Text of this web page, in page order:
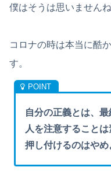
僕はそうは思いませんね
コロナの時は本当に酷
す。
自分の正義とは、最
人を注意すること
押し付けるのはやめ